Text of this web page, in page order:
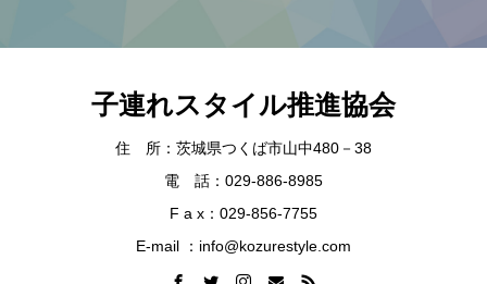
子連れスタイル推進協会
住 所：茨城県つくば市山中480－38
電 話：029-886-8985
F a x：029-856-7755
E-mail ：info@kozurestyle.com